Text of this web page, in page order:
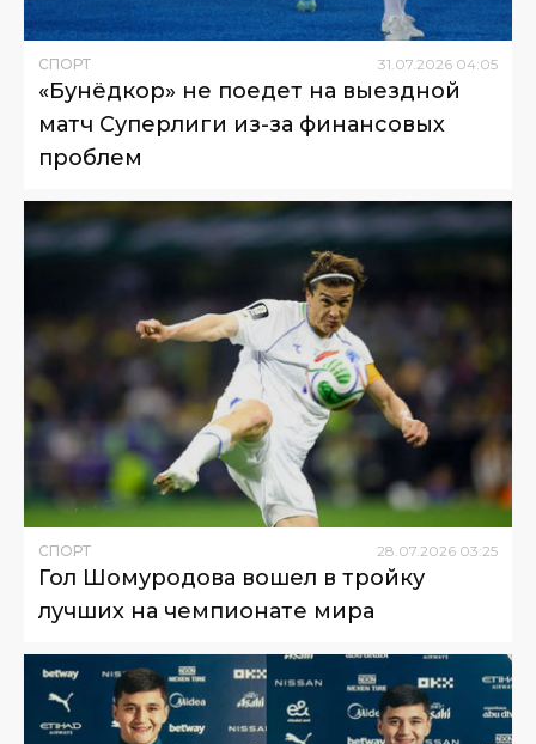
СПОРТ 31.07.2026 04:05
«Бунёдкор» не поедет на выездной
матч Суперлиги из-за финансовых
проблем
СПОРТ 28 07 2026 03:25
Гол Шомуродова вошел в тройку
лучших на чемпионате мира